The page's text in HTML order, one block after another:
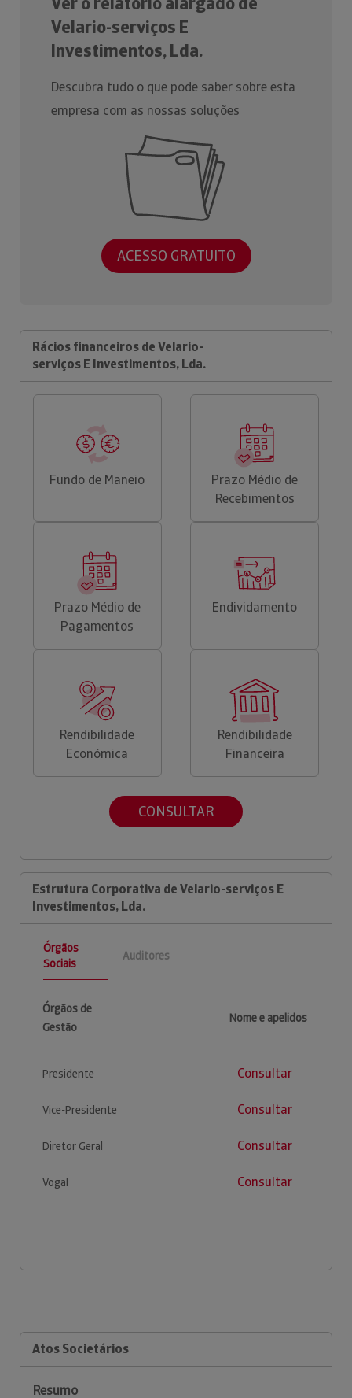
Velario-serviços E
Investimentos, Lda.
Descubra tudo o que pode saber sobre esta
empresa com as nossas soluções
ACESSO GRATUITO
Rácios financeiros de Velario-
serviços E Investimentos, Lda.
Fundo de Maneio
Prazo Médio de
Recebimentos
Prazo Médio de
Pagamentos
Endividamento
Rendibilidade
Económica
Rendibilidade
Financeira
CONSULTAR
Estrutura Corporativa de Velario-serviços E
Investimentos, Lda.
Órgãos
Sociais
Auditores
Órgãos de
Gestão
Nome e apelidos
Presidente Consultar
Vice-Presidente Consultar
Diretor Geral Consultar
Vogal Consultar
Atos Societários
Resumo